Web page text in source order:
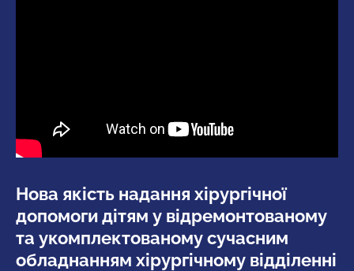
Нова якість надання хірургічної
допомоги дітям у відремонтованому
та укомплектованому сучасним
обладнанням хірургічному відділенні